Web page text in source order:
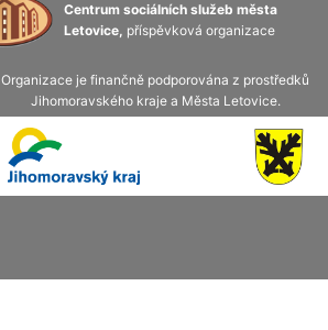
Centrum sociálních služeb města
Letovice, příspěvková organizace
Organizace je finančně podporována z prostředků
Jihomoravského kraje a Města Letovice.